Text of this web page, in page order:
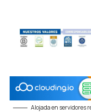
Alojada en servidores